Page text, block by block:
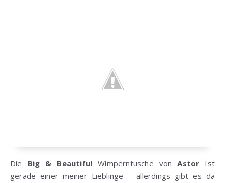
Die Big & Beautiful Wimperntusche vonAstor Ist
gerade einer meiner Lieblinge – allerdings gibt es da